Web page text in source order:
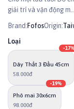
giải trí và vận động m...
Brand:FofosOrigin:
Loại
Dây Thắt 3 Đầu 45cm
58.000đ
-17%
Phô mai 30x6cm
98.000đ
-19%